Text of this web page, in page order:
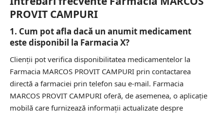
PROVIT CAMPURI
1. Cum pot afla dacă un anumit medicament
este disponibil la Farmacia X?
Clienții pot verifica disponibilitatea medicamentelor la
Farmacia MARCOS PROVIT CAMPURI prin contactarea
directă a farmaciei prin telefon sau e-mail. Farmacia
MARCOS PROVIT CAMPURI oferă, de asemenea, o aplicație
mobilă care furnizează informații actualizate despre